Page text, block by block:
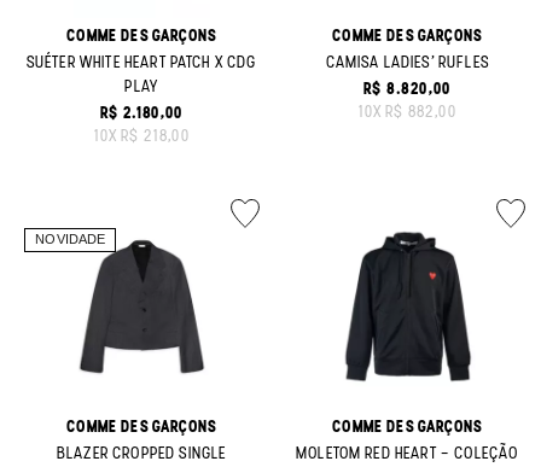
COMME DES GARÇONS
SUÉTER WHITE HEART PATCH X CDG
PLAY
ORIGINAL PRICE:
R$ 2.180,00
10X R$ 218,00
COMME DES GARÇONS
CAMISA LADIES' RUFLES
ORIGINAL PRICE:
R$ 8.820,00
10X R$ 882,00
COMME DES GARÇONS
BLAZER CROPPED SINGLE
COMME DES GARÇONS
MOLETOM RED HEART - COLEÇÃO